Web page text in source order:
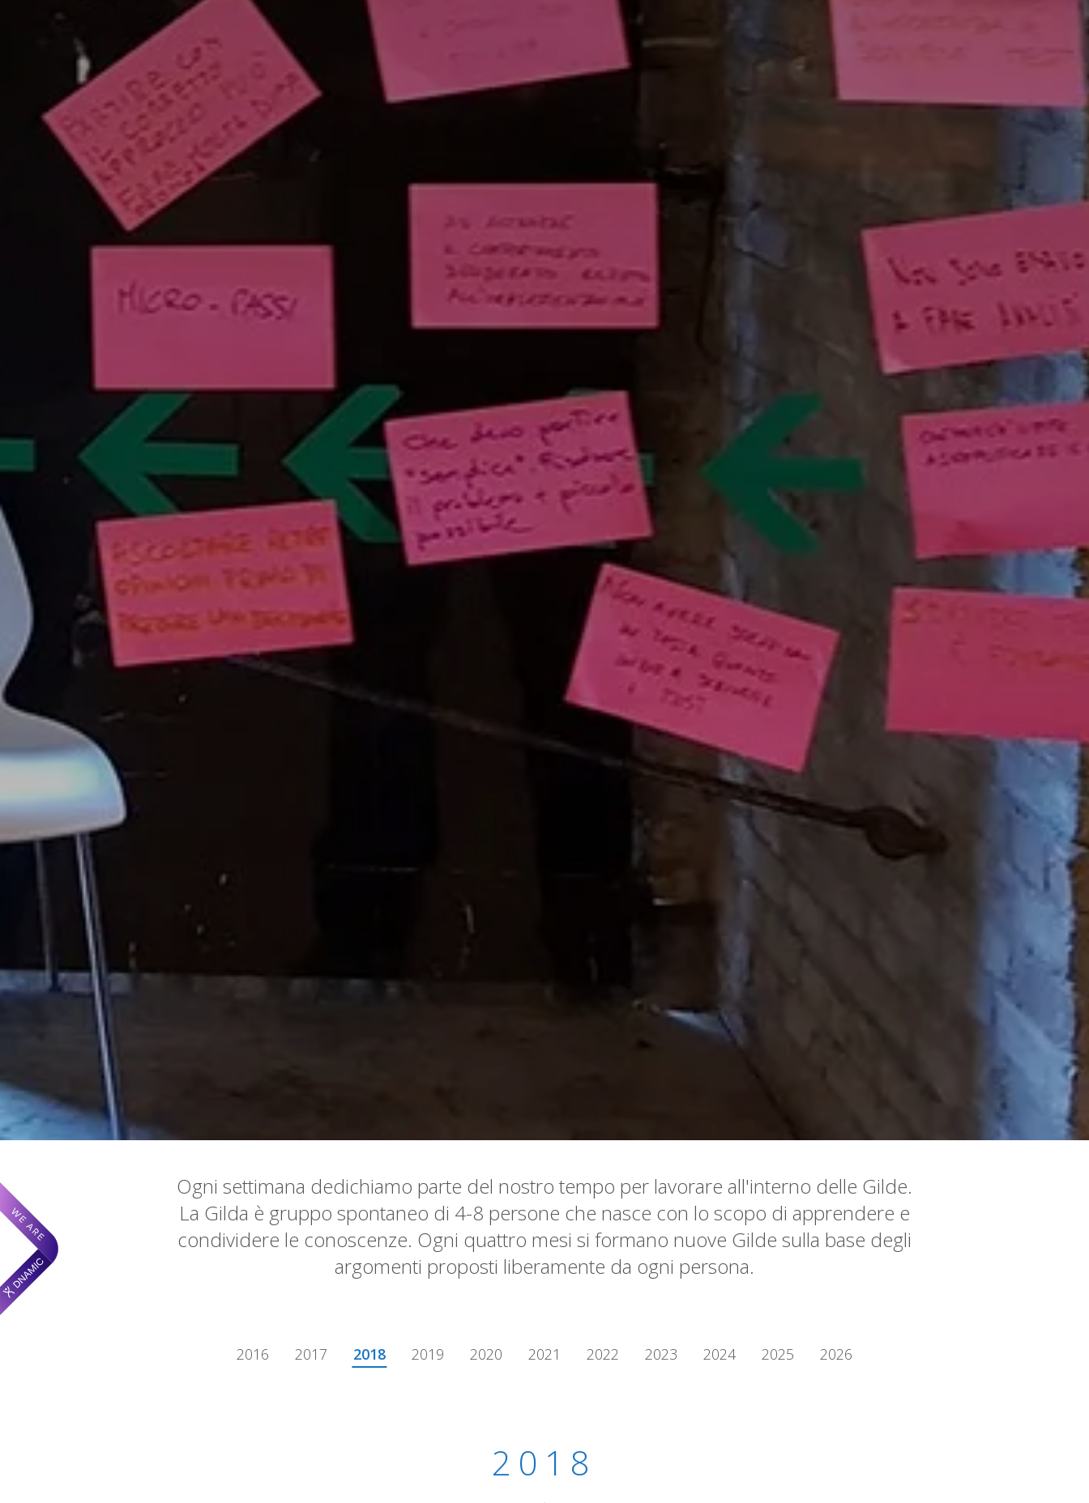
Ogni settimana dedichiamo parte del nostro tempo per lavorare all'interno delle Gilde.
La Gilda è gruppo spontaneo di 4-8 persone che nasce con lo scopo di apprendere e
condividere le conoscenze. Ogni quattro mesi si formano nuove Gilde sulla base degli
argomenti proposti liberamente da ogni persona.
2016 2017 2018 2019 2020 2021 2022 2023 2024 2025 2026
2018